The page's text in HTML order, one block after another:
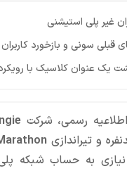
غیر پلی‌ استیشنی
قبلی سونی و بازخورد کاربران
رسمی، شرکت
و تیراندازی